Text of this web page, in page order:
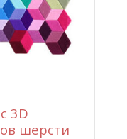
3D
шерсти